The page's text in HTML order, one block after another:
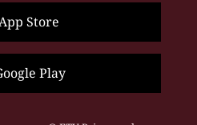
Store
Play